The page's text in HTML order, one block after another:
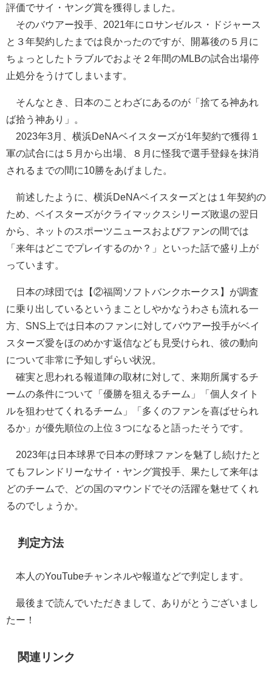
評価でサイ・ヤング賞を獲得しました。
そのバウアー投手、2021年にロサンゼルス・ドジャース
と３年契約したまでは良かったのですが、開幕後の５月に
ちょっとしたトラブルでおよそ２年間のMLBの試合出場停
止処分をうけてしまいます。
そんなとき、日本のことわざにあるのが「捨てる神あれ
ば拾う神あり」。
2023年3月、横浜DeNAベイスターズが1年契約で獲得１
軍の試合には５月から出場、８月に怪我で選手登録を抹消
されるまでの間に10勝をあげました。
前述したように、横浜DeNAベイスターズとは１年契約の
ため、ベイスターズがクライマックスシリーズ敗退の翌日
から、ネットのスポーツニュースおよびファンの間では
「来年はどこでプレイするのか？」といった話で盛り上が
っています。
日本の球団では【②福岡ソフトバンクホークス】が調査
に乗り出しているというまことしやかなうわさも流れる一
方、SNS上では日本のファンに対してバウアー投手がベイ
スターズ愛をほのめかす返信なども見受けられ、彼の動向
について非常に予知しずらい状況。
確実と思われる報道陣の取材に対して、来期所属するチ
ームの条件について「優勝を狙えるチーム」「個人タイト
ルを狙わせてくれるチーム」「多くのファンを喜ばせられ
るか」が優先順位の上位３つになると語ったそうです。
2023年は日本球界で日本の野球ファンを魅了し続けたと
てもフレンドリーなサイ・ヤング賞投手、果たして来年は
どのチームで、どの国のマウンドでその活躍を魅せてくれ
るのでしょうか。
判定方法
本人のYouTubeチャンネルや報道などで判定します。
最後まで読んでいただきまして、ありがとうございまし
たー！
関連リンク